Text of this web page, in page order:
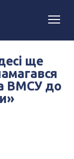
ще
ВМСУ до